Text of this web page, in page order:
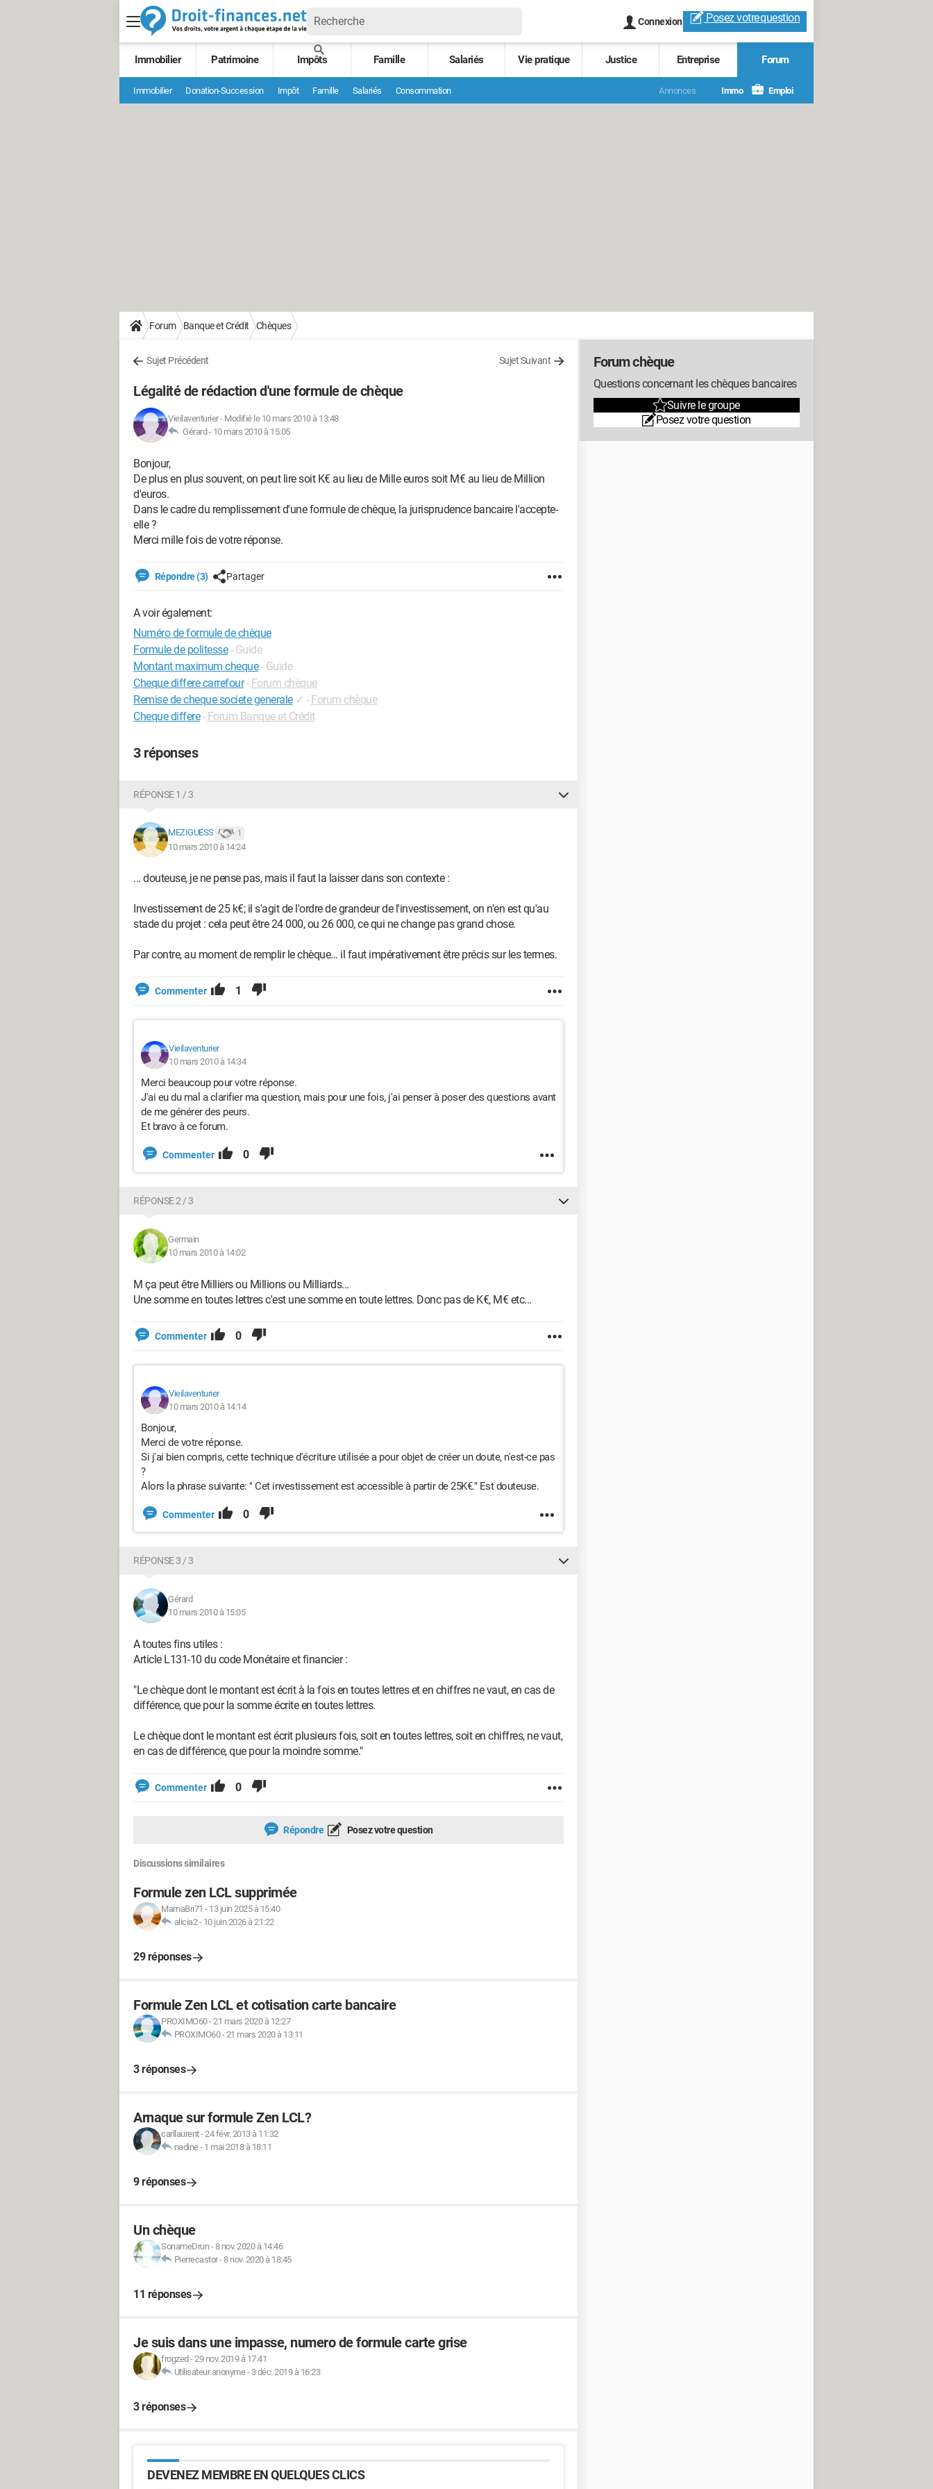
Connexion Posez votrequestion
Immobilier Patrimoine Impôts Famille Salariés Vie pratique Justice Entreprise Forum
Immobilier Donation-Succession Impôt Famille Salariés Consommation Annonces Immo Emploi
Forum Banque et Crédit Chèques
Sujet Précédent Sujet Suivant
Légalité de rédaction d'une formule de chèque
Vieilaventurier- Modifié le 10 mars 2010 à 13:48
Gérard - 10 mars 2010 à 15:05
Bonjour,
De plus en plus souvent, on peut lire soit K€ au lieu de Mille euros soit M€ au lieu de Million
d'euros.
Dans le cadre du remplissement d'une formule de chèque, la jurisprudence bancaire l'accepte-
elle ?
Merci mille fois de votre réponse.
Répondre (3) Partager
A voir également:
Numéro de formule de chèque
Formule de politesse - Guide
Montant maximum cheque - Guide
Cheque differe carrefour - Forum chèque
Remise de cheque societe generale ✓ - Forum chèque
Cheque differe - Forum Banque et Crédit
3 réponses
RÉPONSE 1 / 3
MEZIGUESS 1
10 mars 2010 à 14:24
... douteuse, je ne pense pas, mais il faut la laisser dans son contexte :
Investissement de 25 k€; il s'agit de l'ordre de grandeur de l'investissement, on n'en est qu'au
stade du projet : cela peut être 24 000, ou 26 000, ce qui ne change pas grand chose.
Par contre, au moment de remplir le chèque... il faut impérativement être précis sur les termes.
Commenter 1
Vieilaventurier
10 mars 2010 à 14:34
Merci beaucoup pour votre réponse.
J'ai eu du mal a clarifier ma question, mais pour une fois, j'ai penser à poser des questions avant
de me générer des peurs.
Et bravo à ce forum.
Commenter 0
RÉPONSE 2 / 3
Germain
10 mars 2010 à 14:02
M ça peut être Milliers ou Millions ou Milliards...
Une somme en toutes lettres c'est une somme en toute lettres. Donc pas de K€, M€ etc...
Commenter 0
Vieilaventurier
10 mars 2010 à 14:14
Bonjour,
Merci de votre réponse.
Si j'ai bien compris, cette technique d'écriture utilisée a pour objet de créer un doute, n'est-ce pas
?
Alors la phrase suivante: " Cet investissement est accessible à partir de 25K€." Est douteuse.
Commenter 0
RÉPONSE 3 / 3
Gérard
10 mars 2010 à 15:05
A toutes fins utiles :
Article L131-10 du code Monétaire et financier :
"Le chèque dont le montant est écrit à la fois en toutes lettres et en chiffres ne vaut, en cas de
différence, que pour la somme écrite en toutes lettres.
Le chèque dont le montant est écrit plusieurs fois, soit en toutes lettres, soit en chiffres, ne vaut,
en cas de différence, que pour la moindre somme."
Commenter 0
Répondre Posez votre question
Discussions similaires
Formule zen LCL supprimée
MamaBri71 - 13 juin 2025 à 15:40
alicia2- 10 juin 2026 à 21:22
29 réponses
Formule Zen LCL et cotisation carte bancaire
PROXIMO60-21 mars 2020 à 12:27
PROXIMO60-21 mars 2020 à 13:11
3 réponses
Arnaque sur formule Zen LCL?
carllaurent-24 févr. 2013 à 11:32
nadine- 1 mai 2018 à 18:11
9 réponses
Un chèque
SonameDrun-8 nov. 2020 à 14:46
Pierrecastor-8 nov. 2020 à 18:45
11 réponses
Je suis dans une impasse, numero de formule carte grise
frogzed -29 nov. 2019 à 17:41
Utilisateur anonyme- 3 déc. 2019 à 16:23
3 réponses
DEVENEZ MEMBRE EN QUELQUES CLICS
Forum chèque
Questions concernant les chèques bancaires
Suivre le groupe
Posez votre question